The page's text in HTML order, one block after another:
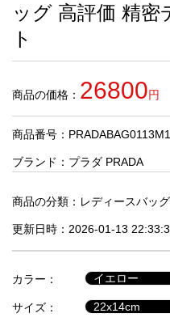
め
商
品
人
気
品
セ
商
品
ッグ 高評価 精密
ト
商品の価格： 26800円
商品番号：
ブランド： プラダ PRADA
商品の分類： レディースバッグ
更新日時：2026-01-13
カラー：
サイズ：